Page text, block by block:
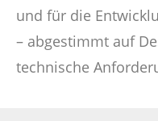
und für die
– abgestimmt auf
technische